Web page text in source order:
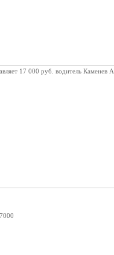
17 000 руб. водитель Каменев